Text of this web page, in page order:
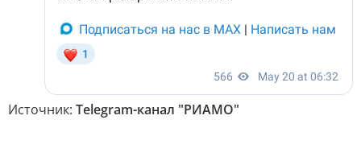
Источник: Telegram-канал "РИАМО"